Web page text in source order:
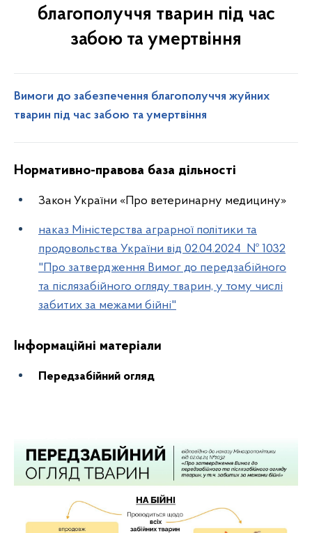
благополуччя тварин під час
забою та умертвіння
Вимоги до забезпечення благополуччя жуйних
тварин під час забою та умертвіння
Нормативно-правова база дільності
Закон України «Про ветеринарну медицину»
наказ Міністерства аграрної політики та
продовольства України від 02.04.2024 № 1032
"Про затвердження Вимог до передзабійного
та післязабійного огляду тварин, у тому числі
забитих за межами бійні"
Інформаційні матеріали
Передзабійний огляд